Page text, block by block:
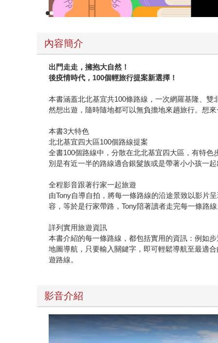
內容簡介
出門走走，擁抱大自然！
後疫情時代，100個輕旅行提案新選擇！
本書涵蓋北北基宜共100條路線，一次網羅基隆、
然想出遊，隨時隨地都可以無負擔地來趟旅行。想
本書3大特色
北北基宜四大區100個路線提案
全書100個路線中，分散在北北基宜四大區，有特
別是有近一半的路線適合銀髮族或是帶著小小孩一
全程影音跟著行家一起旅遊
由Tony自導自拍，將每一條路線的沿途景致以影片
容，等於是行家帶路，Tony陪著讀者走完每一條路
詳列實用旅遊資訊
本書介紹的每一條路線，都包括實用的資訊：例如
地圖導航，只要輸入關鍵字，即可輕鬆導航至最適
遊路線。
影音介紹